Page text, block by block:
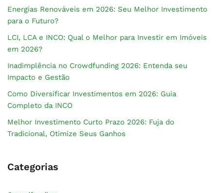
Energias Renováveis em 2026: Seu Melhor Investimento
para o Futuro?
LCI, LCA e INCO: Qual o Melhor para Investir em Imóveis
em 2026?
Inadimplência no Crowdfunding 2026: Entenda seu
Impacto e Gestão
Como Diversificar Investimentos em 2026: Guia
Completo da INCO
Melhor Investimento Curto Prazo 2026: Fuja do
Tradicional, Otimize Seus Ganhos
Categorias